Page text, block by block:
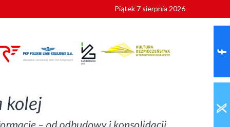
Piątek 7 sierpnia 2026